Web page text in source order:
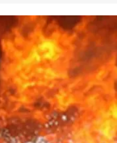
u
revanš
Novi Meksiko
pravde zbog
SVET06. Avg 2026.
Najnovija